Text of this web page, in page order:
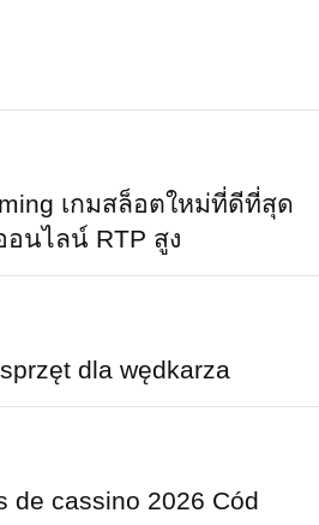
เกมสล็อตใหม่ที่ดีที่สุด
นไลน์ RTP สูง
dla wędkarza
de cassino 2026 Cód